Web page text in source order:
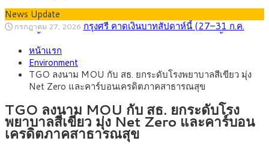
News Update
กรกฎาคม 27, 2026 กรุงศรี คาดเงินบาทสัปดาห์นี้ (27–31 ก.ค.
หน้ารถไฟฟ้าสงขลา โมโนเรล 12.54 กม. เชื่อมเมืองหาดใหญ่
สิงหาคม 4, 2026
รายหัวเพียง 2,618 บาท เสนอทบทวนจัดสรรงบให้สอดคล้องภาระ
งานจริง
สิงหาคม 3, 2026 กรุงศรี คาดเงินบาทสัปดาห์นี้ซื้อขายในกรอบ
33.00-33.60 ติดตามข้อมูลจ้างงานสหรัฐฯ
สิงหาคม 1, 2026 “เอกนิติ” เปิดเครื่องยนต์เศรษฐกิจใหม่ของไทย
เดินหน้า 5 ยุทธศาสตร์ รื้อโครงสร้างเศรษฐกิจ ดันไทยโตเต็ม
ศักยภาพ
กรกฎาคม 27, 2026 ภัยเงียบใกล้ตัวเด็ก LSD “แสตมป์เมา” ยาเสพ
ติดลายการ์ตูน กรมศุลกากร เตือนผู้ปกครองเฝ้าระวัง หลังยึดล็อต
ใหญ่จากเยอรมนี
หน้าแรก
Environment
TGO ลงนาม MOU กับ สธ. ยกระดับโรงพยาบาลสีเขียว มุ่ง
Net Zero และคาร์บอนเครดิตภาคสาธารณสุข
TGO ลงนาม MOU กับ สธ. ยกระดับโรง
พยาบาลสีเขียว มุ่ง Net Zero และคาร์บอน
เครดิตภาคสาธารณสุข